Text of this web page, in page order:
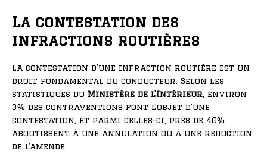
La contestation des
infractions routières
La contestation d’une infraction routière est un
droit fondamental du conducteur. Selon les
statistiques du Ministère de l’Intérieur , environ
3% des contraventions font l’objet d’une
contestation, et parmi celles-ci, près de 40%
aboutissent à une annulation ou à une réduction
de l’amende.